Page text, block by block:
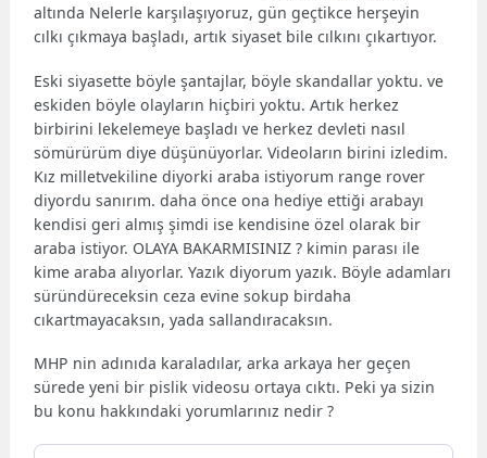
altında Nelerle karşılaşıyoruz, gün geçtikce herşeyin
cılkı çıkmaya başladı, artık siyaset bile cılkını çıkartıyor.
Eski siyasette böyle şantajlar, böyle skandallar yoktu. ve
eskiden böyle olayların hiçbiri yoktu. Artık herkez
birbirini lekelemeye başladı ve herkez devleti nasıl
sömürürüm diye düşünüyorlar. Videoların birini izledim.
Kız milletvekiline diyorki araba istiyorum range rover
diyordu sanırım. daha önce ona hediye ettiği arabayı
kendisi geri almış şimdi ise kendisine özel olarak bir
araba istiyor. OLAYA BAKARMISINIZ ? kimin parası ile
kime araba alıyorlar. Yazık diyorum yazık. Böyle adamları
süründüreceksin ceza evine sokup birdaha
cıkartmayacaksın, yada sallandıracaksın.
MHP nin adınıda karaladılar, arka arkaya her geçen
sürede yeni bir pislik videosu ortaya cıktı. Peki ya sizin
bu konu hakkındaki yorumlarınız nedir ?